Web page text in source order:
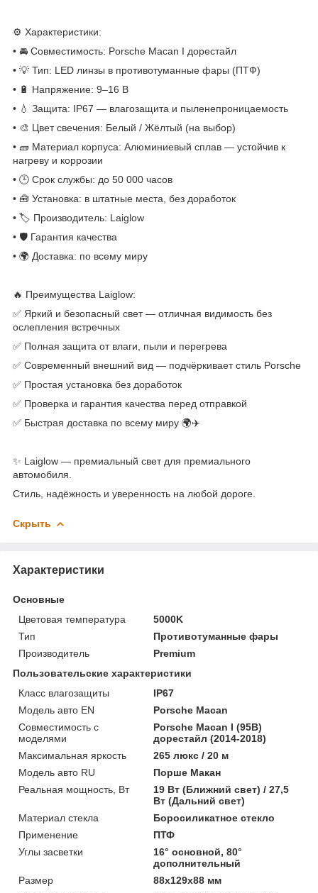
⚙️ Характеристики:
• 🚘 Совместимость: Porsche Macan I дорестайл
• 💡 Тип: LED линзы в противотуманные фары (ПТФ)
• 🔋 Напряжение: 9–16 В
• 💧 Защита: IP67 — влагозащита и пыленепроницаемость
• 🎨 Цвет свечения: Белый / Жёлтый (на выбор)
• 🧱 Материал корпуса: Алюминиевый сплав — устойчив к
нагреву и коррозии
• 🕒 Срок службы: до 50 000 часов
• 🧰 Установка: в штатные места, без доработок
• 🏷 Производитель: Laiglow
• 🛡 Гарантия качества
• 🌍 Доставка: по всему миру
🔥 Преимущества Laiglow:
✅ Яркий и безопасный свет — отличная видимость без
ослепления встречных
✅ Полная защита от влаги, пыли и перегрева
✅ Современный внешний вид — подчёркивает стиль Porsche
✅ Простая установка без доработок
✅ Проверка и гарантия качества перед отправкой
✅ Быстрая доставка по всему миру 🌍✈️
✨ Laiglow — премиальный свет для премиального
автомобиля.
Стиль, надёжность и уверенность на любой дороге.
Скрыть
Характеристики
Основные
Цветовая температура
5000K
Тип
Противотуманные фары
Производитель
Premium
Пользовательские характеристики
Класс влагозащиты
IP67
Модель авто EN
Porsche Macan
Совместимость с
моделями
Porsche Macan I (95B)
дорестайл (2014-2018)
Максимальная яркость
265 люкс / 20 м
Модель авто RU
Порше Макан
Реальная мощность, Вт
19 Вт (Ближний свет) / 27,5
Вт (Дальний свет)
Материал стекла
Боросиликатное стекло
Применение
ПТФ
Углы засветки
16° основной, 80°
дополнительный
Размер
88x129x88 мм